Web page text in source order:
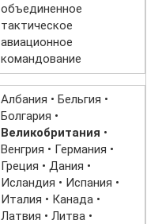
объединенное
тактическое
авиационное
командование
Албания • Бельгия •
Болгария •
Великобритания •
Венгрия • Германия •
Греция • Дания •
Исландия • Испания •
Италия • Канада •
Латвия • Литва •